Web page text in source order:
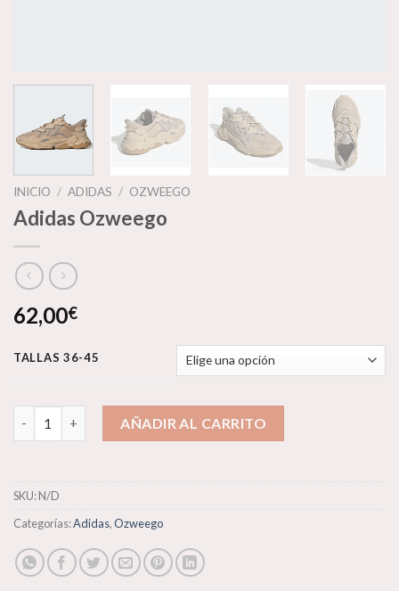
INICIO / ADIDAS / OZWEEGO
Adidas Ozweego
62,00€
TALLAS 36-45
Adidas Ozweego cantidadAÑADIR AL CARRITO
SKU:N/D
Categorías:Adidas,Ozweego